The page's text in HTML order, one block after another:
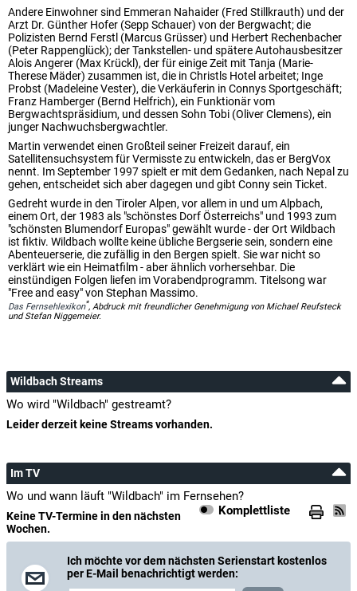
Andere Einwohner sind Emmeran Nahaider (Fred Stillkrauth) und der
Arzt Dr. Günther Hofer (Sepp Schauer) von der Bergwacht; die
Polizisten Bernd Ferstl (Marcus Grüsser) und Herbert Rechenbacher
(Peter Rappenglück); der Tankstellen- und spätere Autohausbesitzer
Alois Angerer (Max Krückl), der für einige Zeit mit Tanja (Marie-
Therese Mäder) zusammen ist, die in Christls Hotel arbeitet; Inge
Probst (Madeleine Vester), die Verkäuferin in Connys Sportgeschäft;
Franz Hamberger (Bernd Helfrich), ein Funktionär vom
Bergwachtspräsidium, und dessen Sohn Tobi (Oliver Clemens), ein
junger Nachwuchsbergwachtler.
Martin verwendet einen Großteil seiner Freizeit darauf, ein
Satellitensuchsystem für Vermisste zu entwickeln, das er BergVox
nennt. Im September 1997 spielt er mit dem Gedanken, nach Nepal zu
gehen, entscheidet sich aber dagegen und gibt Conny sein Ticket.
Gedreht wurde in den Tiroler Alpen, vor allem in und um Alpbach,
einem Ort, der 1983 als "schönstes Dorf Österreichs" und 1993 zum
"schönsten Blumendorf Europas" gewählt wurde - der Ort Wildbach
ist fiktiv. Wildbach wollte keine übliche Bergserie sein, sondern eine
Abenteuerserie, die zufällig in den Bergen spielt. Sie war nicht so
verklärt wie ein Heimatfilm - aber ähnlich vorhersehbar. Die
einstündigen Folgen liefen im Vorabendprogramm. Titelsong war
"Free and easy" von Stephan Massimo.
Das Fernsehlexikon*, Abdruck mit freundlicher Genehmigung von Michael Reufsteck
und Stefan Niggemeier.
Wildbach Streams
Wo wird "Wildbach" gestreamt?
Leider derzeit keine Streams vorhanden.
Im TV
Wo und wann läuft "Wildbach" im Fernsehen?
Komplettliste
Keine TV-Termine in den nächsten
Wochen.
Ich möchte vor dem nächsten Serienstart kostenlos
per E-Mail benachrichtigt werden: